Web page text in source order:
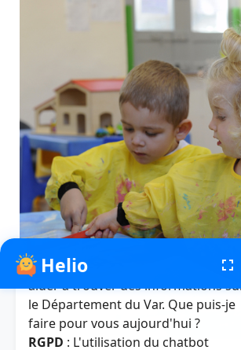
Helio fenêtre de fullscreen
Bonjour, je suis Helio. Je peux vous
aider à trouver des informations
le Département du Var. Que puis-je
faire pour vous aujourd'hui ?
RGPD : L'utilisation du chatbot